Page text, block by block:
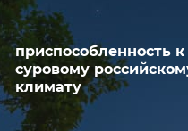
приспособленность к
суровому
климату